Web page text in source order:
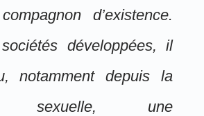
d’existence.
développées, il
notamment depuis la
sexuelle, une